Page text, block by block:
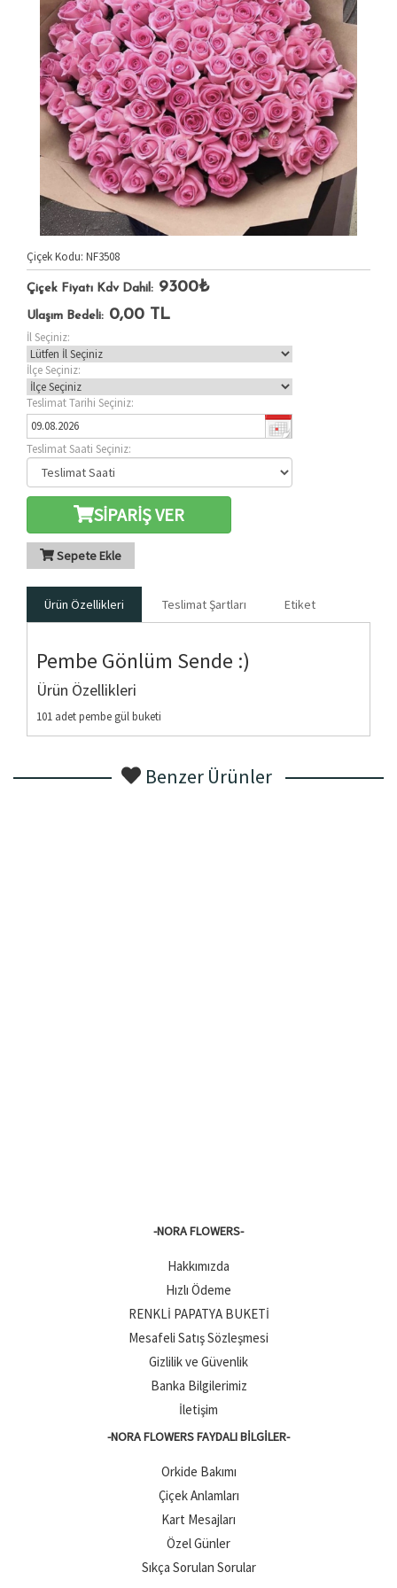
Çiçek Kodu: NF3508
Çiçek Fiyatı Kdv Dahil: 9300₺
Ulaşım Bedeli: 0,00 TL
İl Seçiniz:
İlçe Seçiniz:
Teslimat Tarihi Seçiniz:
Teslimat Saati Seçiniz:
SİPARİŞ VER
Sepete Ekle
Ürün Özellikleri Teslimat Şartları Etiket
Pembe Gönlüm Sende :)
Ürün Özellikleri
101 adet pembe gül buketi
Benzer Ürünler
-NORA FLOWERS-
Hakkımızda
Hızlı Ödeme
RENKLİ PAPATYA BUKETİ
Mesafeli Satış Sözleşmesi
Gizlilik ve Güvenlik
Banka Bilgilerimiz
İletişim
-NORA FLOWERS FAYDALI BILGILER-
Orkide Bakımı
Çiçek Anlamları
Kart Mesajları
Özel Günler
Sıkça Sorulan Sorular